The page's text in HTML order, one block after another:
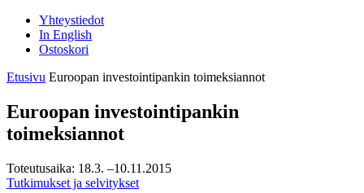
Yhteystiedot
In English
Ostoskori
Etusivu Euroopan investointipankin toimeksiannot
Euroopan investointipankin
toimeksiannot
Toteutusaika: 18.3. –10.11.2015
Tutkimukset ja selvitykset